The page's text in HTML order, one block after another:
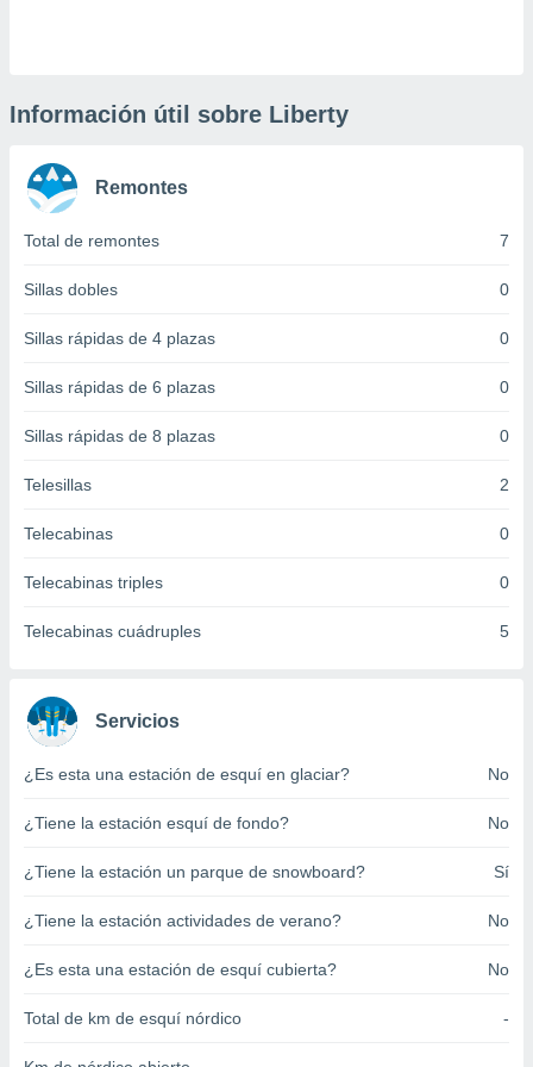
únicos
similares
como
de
en
a lo que
su
en
en
de
o acceder
perfiles
Información útil sobre Liberty
Remontes
Total de remontes 7
Sillas dobles 0
Sillas rápidas de 4 plazas 0
Sillas rápidas de 6 plazas 0
Sillas rápidas de 8 plazas 0
Telesillas 2
Telecabinas 0
Telecabinas triples 0
Telecabinas cuádruples 5
Servicios
¿Es esta una estación de esquí en glaciar? No
¿Tiene la estación esquí de fondo? No
¿Tiene la estación un parque de snowboard? Sí
¿Tiene la estación actividades de verano? No
¿Es esta una estación de esquí cubierta? No
Total de km de esquí nórdico -